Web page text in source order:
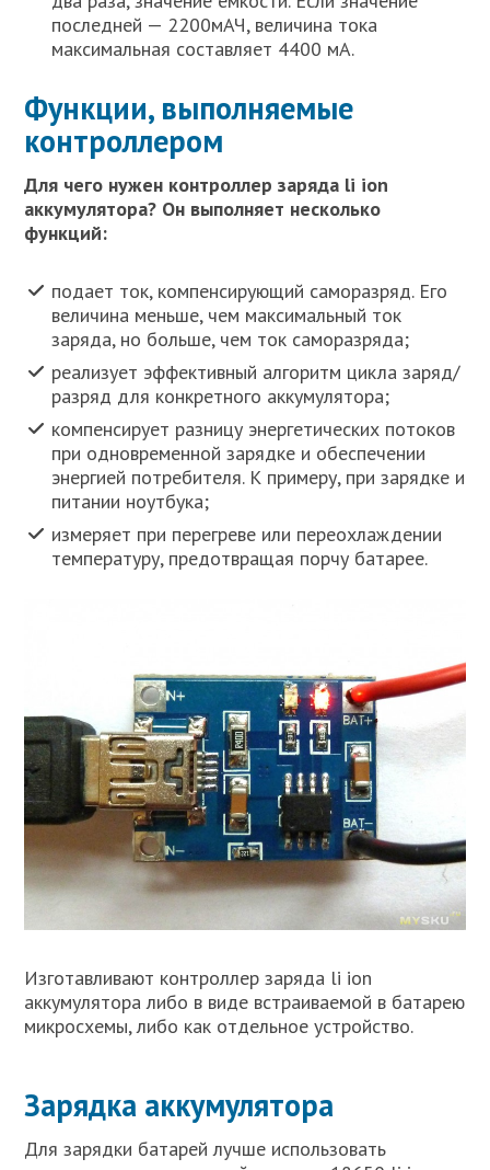
последней — 2200мАЧ, величина тока
максимальная составляет 4400 мА.
Функции, выполняемые
контроллером
Для чего нужен контроллер заряда li ion
аккумулятора? Он выполняет несколько
функций:
подает ток, компенсирующий саморазряд. Его
величина меньше, чем максимальный ток
заряда, но больше, чем ток саморазряда;
реализует эффективный алгоритм цикла заряд/
разряд для конкретного аккумулятора;
компенсирует разницу энергетических потоков
при одновременной зарядке и обеспечении
энергией потребителя. К примеру, при зарядке и
питании ноутбука;
измеряет при перегреве или переохлаждении
температуру, предотвращая порчу батарее.
Изготавливают контроллер заряда li ion
аккумулятора либо в виде встраиваемой в батарею
микросхемы, либо как отдельное устройство.
Зарядка аккумулятора
Для зарядки батарей лучше использовать